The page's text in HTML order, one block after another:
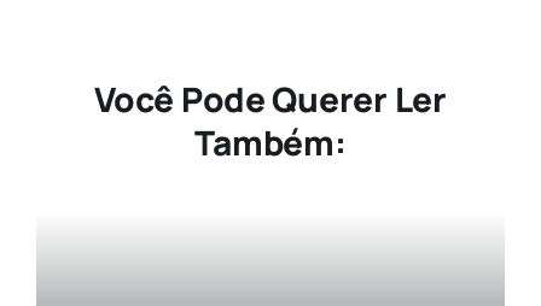
Você Pode Querer Ler
Também: